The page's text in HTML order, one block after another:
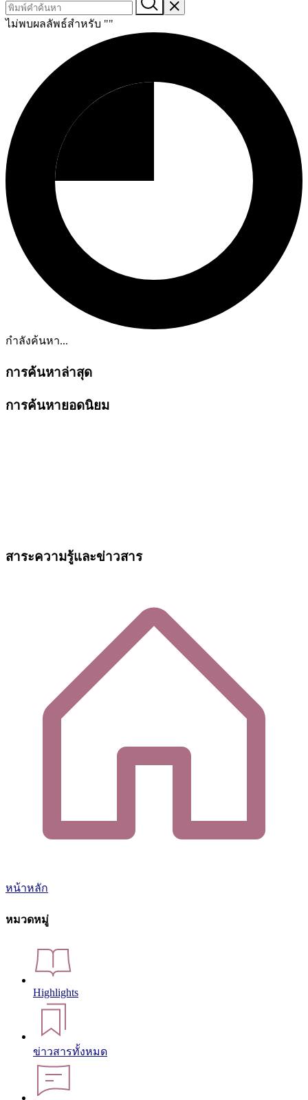
ไม่พบผลลัพธ์สำหรับ ""
กำลังค้นหา...
การค้นหาล่าสุด
การค้นหายอดนิยม
สาระความรู้และข่าวสาร
หน้าหลัก
หมวดหมู่
Highlights
ข่าวสารทั้งหมด